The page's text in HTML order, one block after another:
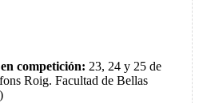
competición: 23, 24 y 25 de
Roig. Facultad de Bellas
)